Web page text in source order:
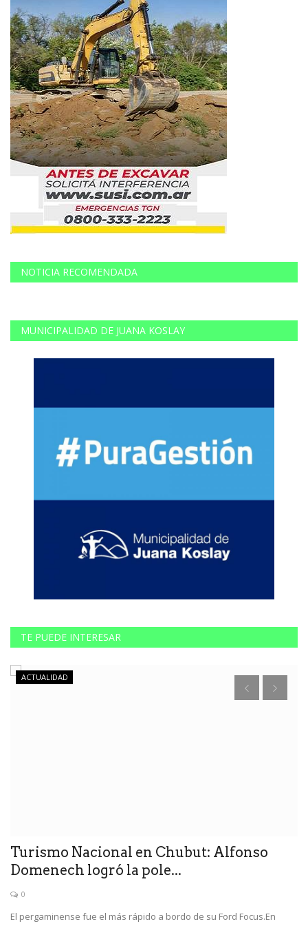
NOTICIA RECOMENDADA
MUNICIPALIDAD DE JUANA KOSLAY
TE PUEDE INTERESAR
ACTUALIDAD
Turismo Nacional en Chubut: Alfonso
Domenech logró la pole...
0
El pergaminense fue el más rápido a bordo de su Ford Focus.En